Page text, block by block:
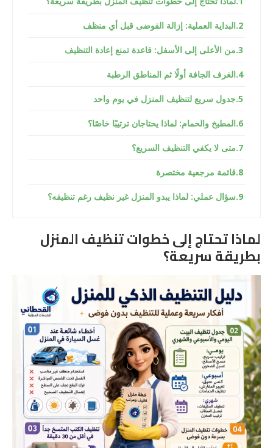
البداية العملية: إزالة الفوضى قبل أي منظف
من الأعلى إلى الأسفل: قاعدة تمنع إعادة التنظيف
الغرف الجافة أولًا ثم المناطق الرطبة
جدول سريع لتنظيف المنزل في يوم واحد
المطبخ والحمام: لماذا يحتاجان ترتيبًا خاصًا؟
متى لا يكفي التنظيف السريع؟
قائمة مرجعية مختصرة
سؤال عملي: لماذا يبدو المنزل غير نظيف رغم تنظيفه؟
لماذا تحتاج إلى خطوات تنظيف المنزل
بطريقة سريعة؟